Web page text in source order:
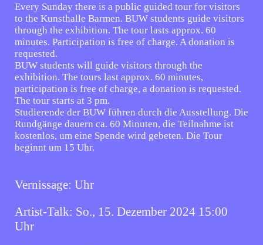
Every Sunday there is a public guided tour for visitors
to the Kunsthalle Barmen. BUW students guide visitors
through the exhibition. The tour lasts approx. 60
minutes. Participation is free of charge. A donation is
requested.
BUW students will guide visitors through the
exhibition. The tours last approx. 60 minutes,
participation is free of charge, a donation is requested.
The tour starts at 3 pm.
Studierende der BUW führen durch die Ausstellung. Die
Rundgänge dauern ca. 60 Minuten, die Teilnahme ist
kostenlos, um eine Spende wird gebeten. Die Tour
beginnt um 15 Uhr.
Vernissage: Uhr
Artist-Talk: So., 15. Dezember 2024 15:00
Uhr